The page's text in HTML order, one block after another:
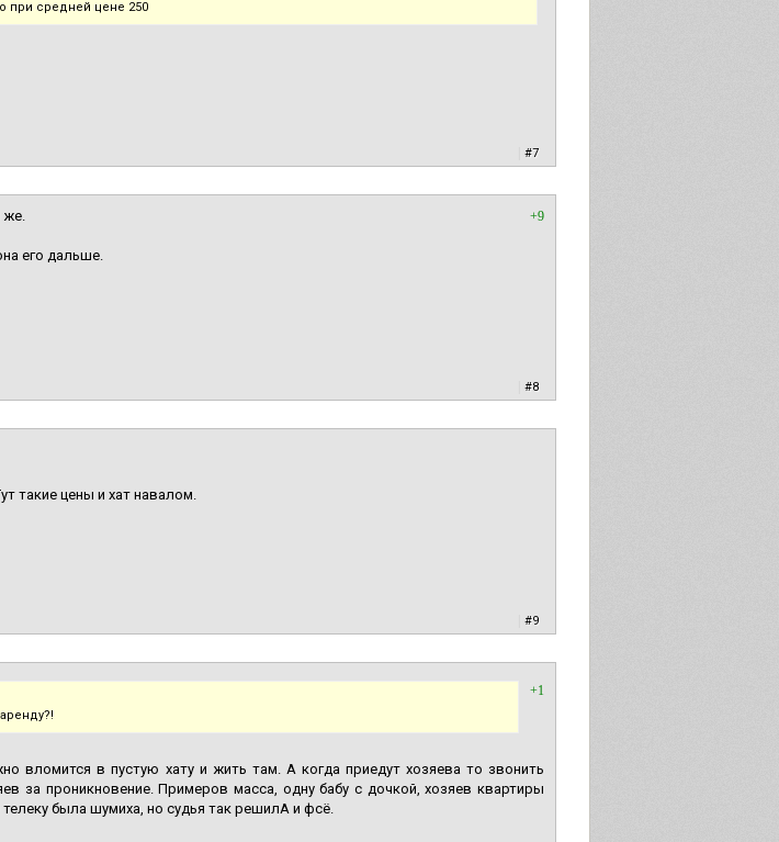
при средней цене 250
#7
+9
же.
его дальше.
#8
такие цены и хат навалом.
#9
+1
вломится в пустую хату и жить там. А когда приедут хозяева то звонить
за проникновение. Примеров масса, одну бабу с дочкой, хозяев квартиры
была шумиха, но судья так решилА и фсё.